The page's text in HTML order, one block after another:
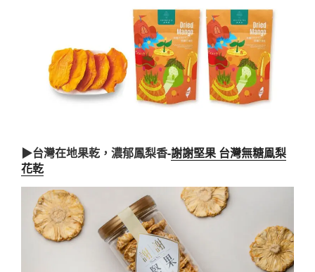
▶台灣在地果乾，濃郁鳳梨香-謝謝堅果 台灣無糖鳯梨
花乾